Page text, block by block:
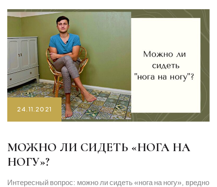
24.11.2021
МОЖНО ЛИ СИДЕТЬ «НОГА НА
НОГУ»?
Интересный вопрос: можно ли сидеть «нога на ногу», вредно